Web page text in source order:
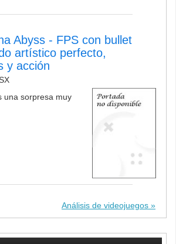
Abyss - FPS con bullet
artístico perfecto,
y acción
una sorpresa muy
Análisis de videojuegos